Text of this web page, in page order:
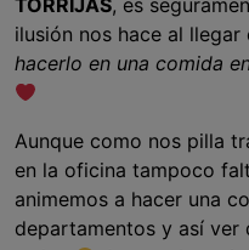
TORRIJAS, es
ilusión nos hace al llegar
hacerlo en una comida
Aunque como nos pilla
en la oficina tampoco
animemos a hacer una
departamentos y así ver